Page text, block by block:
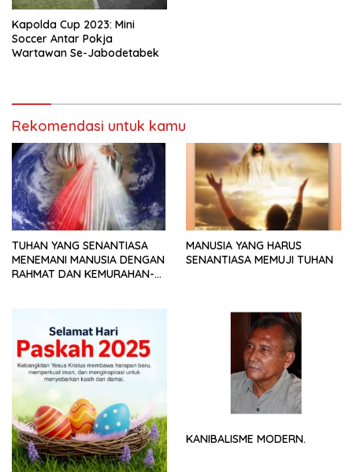
Kapolda Cup 2023: Mini
Soccer Antar Pokja
Wartawan Se-Jabodetabek
Rekomendasi untuk kamu
TUHAN YANG SENANTIASA
MENEMANI MANUSIA DENGAN
RAHMAT DAN KEMURAHAN-
MANUSIA YANG HARUS
SENANTIASA MEMUJI TUHAN
KANIBALISME MODERN.